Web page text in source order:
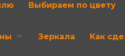
Выбираем по цвету
Зеркала Как